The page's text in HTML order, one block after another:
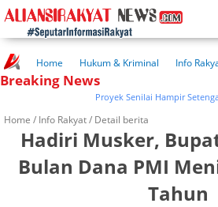
Home Hukum & Kriminal Info
Kuliner Rakyat
Wisata Rakyat
Kesehatan
Breaking News
Proyek Senilai Hampir Setengah
Home / Info Rakyat/ Detail berita
Hadiri Musker,
Bulan Dana PMI
Tahun